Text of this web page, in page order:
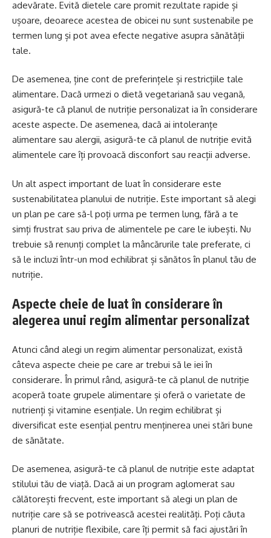
adevărate. Evită dietele care promit rezultate rapide și
ușoare, deoarece acestea de obicei nu sunt sustenabile pe
termen lung și pot avea efecte negative asupra sănătății
tale.
De asemenea, ține cont de preferințele și restricțiile tale
alimentare. Dacă urmezi o dietă vegetariană sau vegană,
asigură-te că planul de nutriție personalizat ia în considerare
aceste aspecte. De asemenea, dacă ai intoleranțe
alimentare sau alergii, asigură-te că planul de nutriție evită
alimentele care îți provoacă disconfort sau reacții adverse.
Un alt aspect important de luat în considerare este
sustenabilitatea planului de nutriție. Este important să alegi
un plan pe care să-l poți urma pe termen lung, fără a te
simți frustrat sau priva de alimentele pe care le iubești. Nu
trebuie să renunți complet la mâncărurile tale preferate, ci
să le incluzi într-un mod echilibrat și sănătos în planul tău de
nutriție.
Aspecte cheie de luat în considerare în
alegerea unui regim alimentar personalizat
Atunci când alegi un regim alimentar personalizat, există
câteva aspecte cheie pe care ar trebui să le iei în
considerare. În primul rând, asigură-te că planul de nutriție
acoperă toate grupele alimentare și oferă o varietate de
nutrienți și vitamine esențiale. Un regim echilibrat și
diversificat este esențial pentru menținerea unei stări bune
de sănătate.
De asemenea, asigură-te că planul de nutriție este adaptat
stilului tău de viață. Dacă ai un program aglomerat sau
călătorești frecvent, este important să alegi un plan de
nutriție care să se potrivească acestei realități. Poți căuta
planuri de nutriție flexibile, care îți permit să faci ajustări în